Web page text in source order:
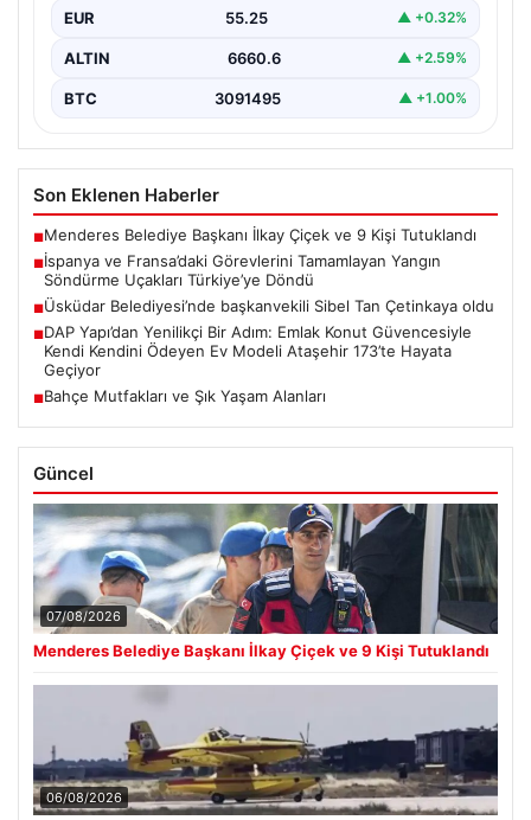
büyük…
EUR 55.25 ▲ +0.32%
ALTIN 6660.6 ▲ +2.59%
BTC 3091495 ▲ +1.00%
Son Eklenen Haberler
■Menderes Belediye Başkanı İlkay Çiçek ve 9 Kişi Tutuklandı
■İspanya ve Fransa’daki Görevlerini Tamamlayan Yangın
Söndürme Uçakları Türkiye’ye Döndü
■Üsküdar Belediyesi’nde başkanvekili Sibel Tan Çetinkaya oldu
■DAP Yapı’dan Yenilikçi Bir Adım: Emlak Konut Güvencesiyle
Kendi Kendini Ödeyen Ev Modeli Ataşehir 173’te Hayata
Geçiyor
■Bahçe Mutfakları ve Şık Yaşam Alanları
Güncel
07/08/2026
Menderes Belediye Başkanı İlkay Çiçek ve 9 Kişi Tutuklandı
06/08/2026